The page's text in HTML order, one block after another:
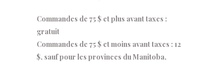
Commandes de 75 $ et plus avant taxes :
gratuit
Commandes de 75 $ et moins avant taxes : 12
$, sauf pour les provinces du Manitoba,